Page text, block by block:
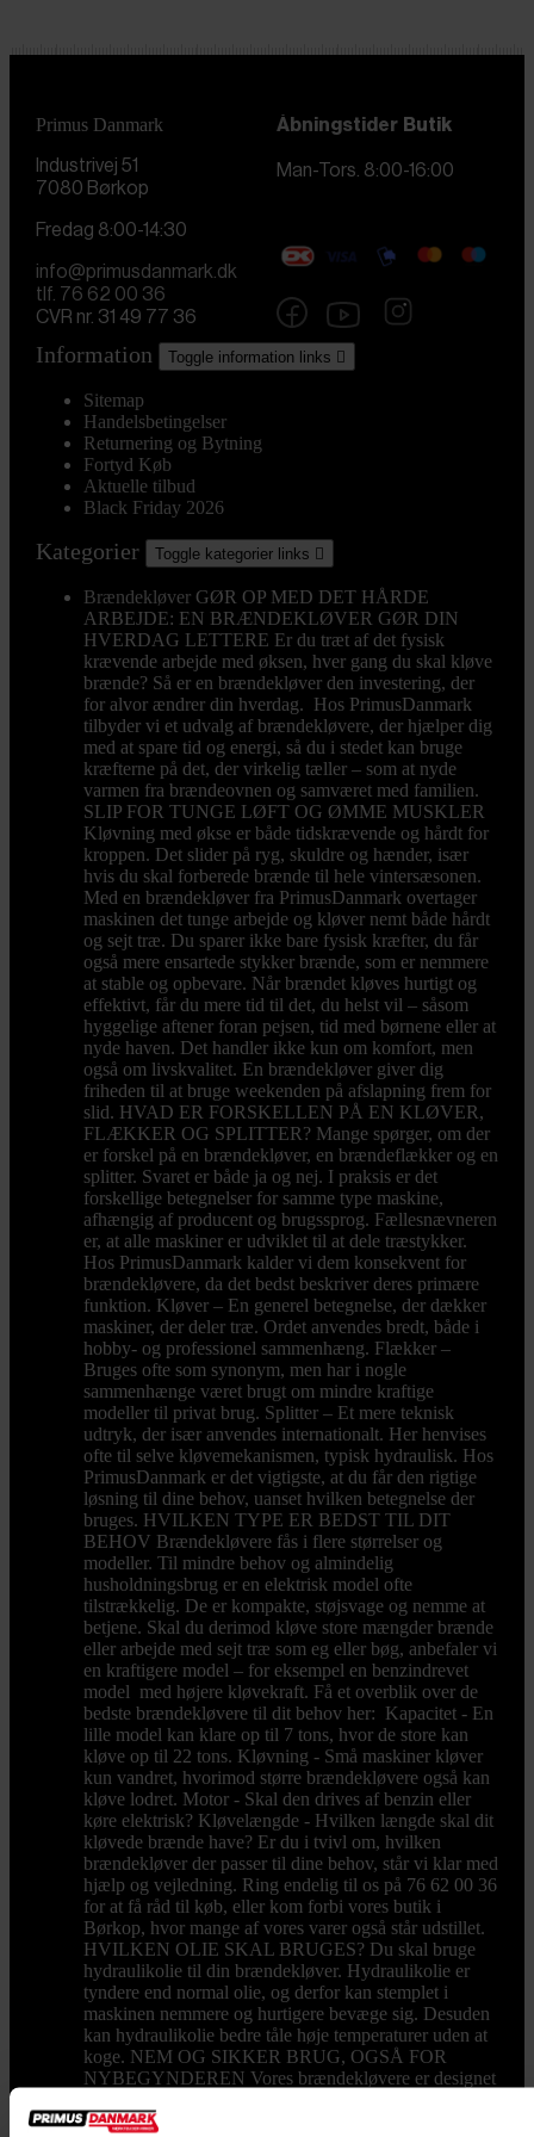
Primus Danmark
Industrivej 51
7080 Børkop
Åbningstider Butik
Man-Tors. 8:00-16:00
Fredag 8:00-14:30
info@primusdanmark.dk
tlf. 76 62 00 36
CVR nr. 31 49 77 36
Information Toggle information links 
Sitemap
Handelsbetingelser
Returnering og Bytning
Fortyd Køb
Aktuelle tilbud
Black Friday 2026
Kategorier Toggle kategorier links 
Brændekløver GØR OP MED DET HÅRDE
ARBEJDE: EN BRÆNDEKLØVER GØR DIN
HVERDAG LETTERE Er du træt af det fysisk
krævende arbejde med øksen, hver gang du skal kløve
brænde? Så er en brændekløver den investering, der
for alvor ændrer din hverdag. Hos PrimusDanmark
tilbyder vi et udvalg af brændekløvere, der hjælper dig
med at spare tid og energi, så du i stedet kan bruge
kræfterne på det, der virkelig tæller – som at nyde
varmen fra brændeovnen og samværet med familien.
SLIP FOR TUNGE LØFT OG ØMME MUSKLER
Kløvning med økse er både tidskrævende og hårdt for
kroppen. Det slider på ryg, skuldre og hænder, især
hvis du skal forberede brænde til hele vintersæsonen.
Med en brændekløver fra PrimusDanmark overtager
maskinen det tunge arbejde og kløver nemt både hårdt
og sejt træ. Du sparer ikke bare fysisk kræfter, du får
også mere ensartede stykker brænde, som er nemmere
at stable og opbevare. Når brændet kløves hurtigt og
effektivt, får du mere tid til det, du helst vil – såsom
hyggelige aftener foran pejsen, tid med børnene eller at
nyde haven. Det handler ikke kun om komfort, men
også om livskvalitet. En brændekløver giver dig
friheden til at bruge weekenden på afslapning frem for
slid. HVAD ER FORSKELLEN PÅ EN KLØVER,
FLÆKKER OG SPLITTER? Mange spørger, om der
er forskel på en brændekløver, en brændeflækker og en
splitter. Svaret er både ja og nej. I praksis er det
forskellige betegnelser for samme type maskine,
afhængig af producent og brugssprog. Fællesnævneren
er, at alle maskiner er udviklet til at dele træstykker.
Hos PrimusDanmark kalder vi dem konsekvent for
brændekløvere, da det bedst beskriver deres primære
funktion. Kløver – En generel betegnelse, der dækker
maskiner, der deler træ. Ordet anvendes bredt, både i
hobby- og professionel sammenhæng. Flækker –
Bruges ofte som synonym, men har i nogle
sammenhænge været brugt om mindre kraftige
modeller til privat brug. Splitter – Et mere teknisk
udtryk, der især anvendes internationalt. Her henvises
ofte til selve kløvemekanismen, typisk hydraulisk. Hos
PrimusDanmark er det vigtigste, at du får den rigtige
løsning til dine behov, uanset hvilken betegnelse der
bruges. HVILKEN TYPE ER BEDST TIL DIT
BEHOV Brændekløvere fås i flere størrelser og
modeller. Til mindre behov og almindelig
husholdningsbrug er en elektrisk model ofte
tilstrækkelig. De er kompakte, støjsvage og nemme at
betjene. Skal du derimod kløve store mængder brænde
eller arbejde med sejt træ som eg eller bøg, anbefaler vi
en kraftigere model – for eksempel en benzindrevet
model med højere kløvekraft. Få et overblik over de
bedste brændekløvere til dit behov her: Kapacitet - En
lille model kan klare op til 7 tons, hvor de store kan
kløve op til 22 tons. Kløvning - Små maskiner kløver
kun vandret, hvorimod større brændekløvere også kan
kløve lodret. Motor - Skal den drives af benzin eller
køre elektrisk? Kløvelængde - Hvilken længde skal dit
kløvede brænde have? Er du i tvivl om, hvilken
brændekløver der passer til dine behov, står vi klar med
hjælp og vejledning. Ring endelig til os på 76 62 00 36
for at få råd til køb, eller kom forbi vores butik i
Børkop, hvor mange af vores varer også står udstillet.
HVILKEN OLIE SKAL BRUGES? Du skal bruge
hydraulikolie til din brændekløver. Hydraulikolie er
tyndere end normal olie, og derfor kan stemplet i
maskinen nemmere og hurtigere bevæge sig. Desuden
kan hydraulikolie bedre tåle høje temperaturer uden at
koge. NEM OG SIKKER BRUG, OGSÅ FOR
NYBEGYNDEREN Vores brændekløvere er designet
modeller kræver, at begge hænder er i brug under